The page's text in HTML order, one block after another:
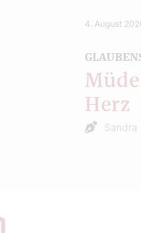
4. August
Herz
Sandra